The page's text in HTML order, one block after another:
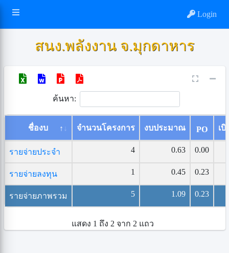
Login
สนง.พลังงาน จ.มุกดาหาร
ค้นหา:
ชื่องบ จำนวนโครงการ งบประมาณ PO เบิ
รายจ่ายประจำ 4 0.63 0.00
รายจ่ายลงทุน 1 0.45 0.23
รายจ่ายภาพรวม 5 1.09 0.23
แสดง 1 ถึง 2 จาก 2 แถว